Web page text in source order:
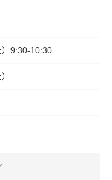
9:30-10:30